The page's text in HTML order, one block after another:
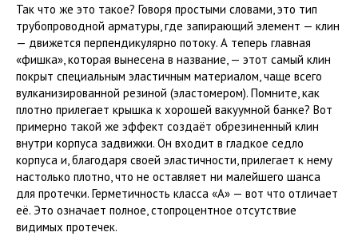
Так что же это такое? Говоря простыми словами, это тип
трубопроводной арматуры, где запирающий элемент — клин
— движется перпендикулярно потоку. А теперь главная
«фишка», которая вынесена в название, — этот самый клин
покрыт специальным эластичным материалом, чаще всего
вулканизированной резиной (эластомером). Помните, как
плотно прилегает крышка к хорошей вакуумной банке? Вот
примерно такой же эффект создаёт обрезиненный клин
внутри корпуса задвижки. Он входит в гладкое седло
корпуса и, благодаря своей эластичности, прилегает к нему
настолько плотно, что не оставляет ни малейшего шанса
для протечки. Герметичность класса «А» — вот что отличает
её. Это означает полное, стопроцентное отсутствие
видимых протечек.